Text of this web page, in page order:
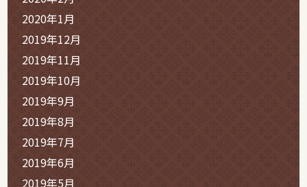
2020年1月
2019年12月
2019年11月
2019年10月
2019年9月
2019年8月
2019年7月
2019年6月
2019年5月